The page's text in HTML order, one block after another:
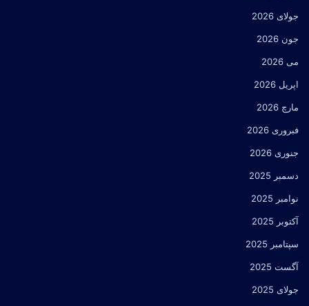
جولای 2026
جون 2026
می 2026
اپریل 2026
مارچ 2026
فبروری 2026
جنوری 2026
دسمبر 2025
نوامبر 2025
آکتوبر 2025
سپتامبر 2025
آگست 2025
جولای 2025